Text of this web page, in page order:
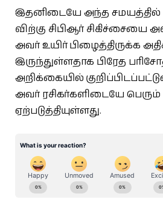
இதனிடையே அந்த சமயத்தில்
விற்கு சிபிஆர் சிகிச்சையை
அவர் உயிர் பிழைத்திருக்க
இருந்துள்ளதாக பிரேத
அறிக்கையில்
அவர் ரசிகர்களிடையே பெரும்
ஏற்படுத்தியுள்ளது.